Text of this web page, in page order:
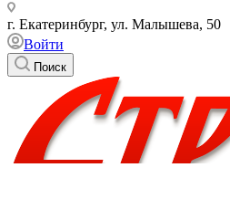
г. Екатеринбург, ул. Малышева, 50
Войти
Поиск